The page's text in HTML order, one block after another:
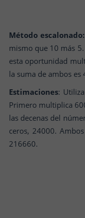
Método escalonado:
mismo que 10 más
esta oportunidad
la suma de ambos es
Estimaciones:
Primero multiplica
las decenas del
ceros, 24000.
216660.